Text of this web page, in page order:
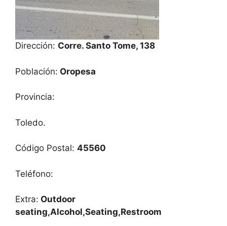
Dirección: Corre. Santo Tome, 138
Población: Oropesa
Provincia:
Toledo.
Código Postal: 45560
Teléfono:
Extra: Outdoor
seating,Alcohol,Seating,Restroom